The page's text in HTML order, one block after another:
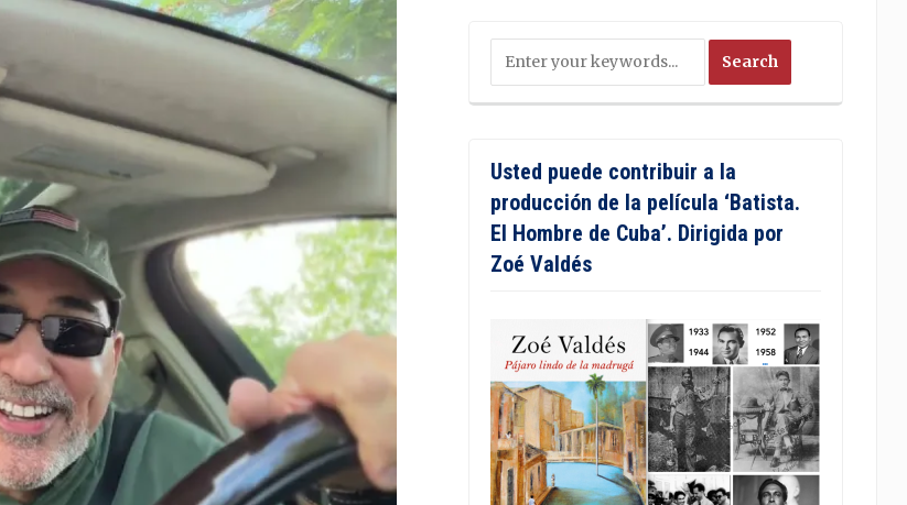
Usted puede contribuir a la
producción de la película ‘Batista.
El Hombre de Cuba’. Dirigida por
Zoé Valdés